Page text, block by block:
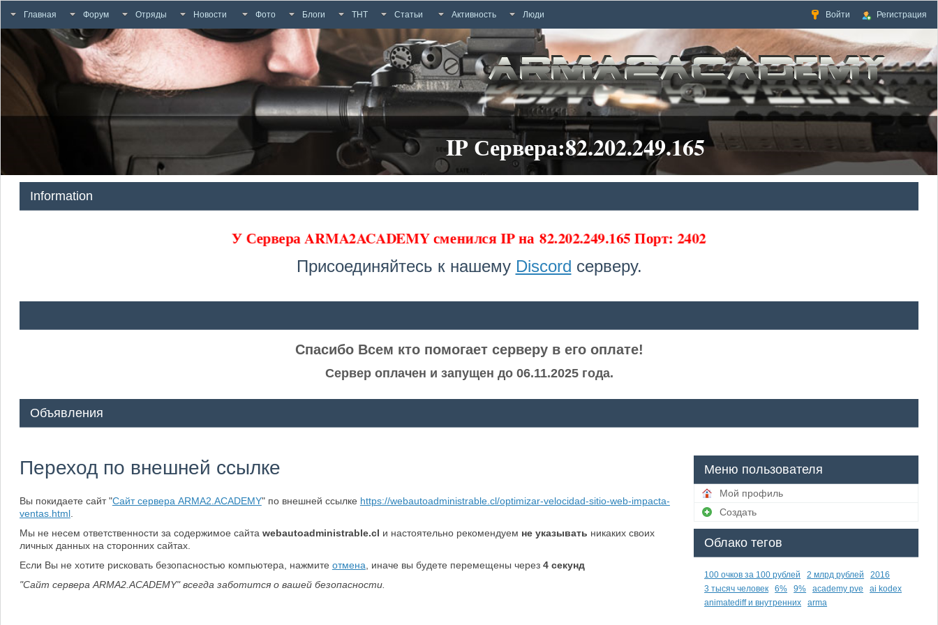
Главная Форум Отряды Новости Фото Блоги ТНТ Статьи Активность Люди Войти Регистрация
IP Сервера:82.202.249.165
Information
У Сервера ARMA2ACADEMY сменился IP на 82.202.249.165 Порт: 2402
Присоединяйтесь к нашему Discord серверу.
Спасибо Всем кто помогает серверу в его оплате!
Сервер оплачен и запущен до 06.11.2025 года.
Объявления
Переход по внешней ссылке
Вы покидаете сайт "Сайт сервера ARMA2.ACADEMY" по внешней ссылке https://webautoadministrable.cl/optimizar-velocidad-sitio-web-impacta-
ventas.html.
Мы не несем ответственности за содержимое сайта webautoadministrable.cl и настоятельно рекомендуем не указывать никаких своих
личных данных на сторонних сайтах.
Если Вы не хотите рисковать безопасностью компьютера, нажмите отмена , иначе вы будете перемещены через 4секунд
"Сайт сервера ARMA2.ACADEMY" всегда заботится о вашей безопасности.
Меню пользователя
Мой профиль
Создать
Облако тегов
100 очков за 100 рублей 2 млрд рублей
2016
3 тысяч человек
6% 9% academy pve
ai kodex
animatediff и внутренних
arma